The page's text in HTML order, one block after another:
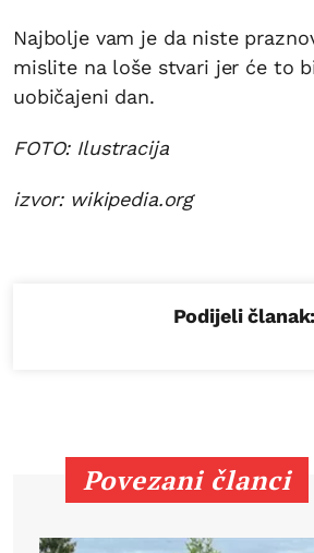
Najbolje vam je da niste
mislite na loše stvari jer će to
uobičajeni dan.
FOTO: Ilustracija
izvor: wikipedia.org
Podijeli članak:
Povezani članci